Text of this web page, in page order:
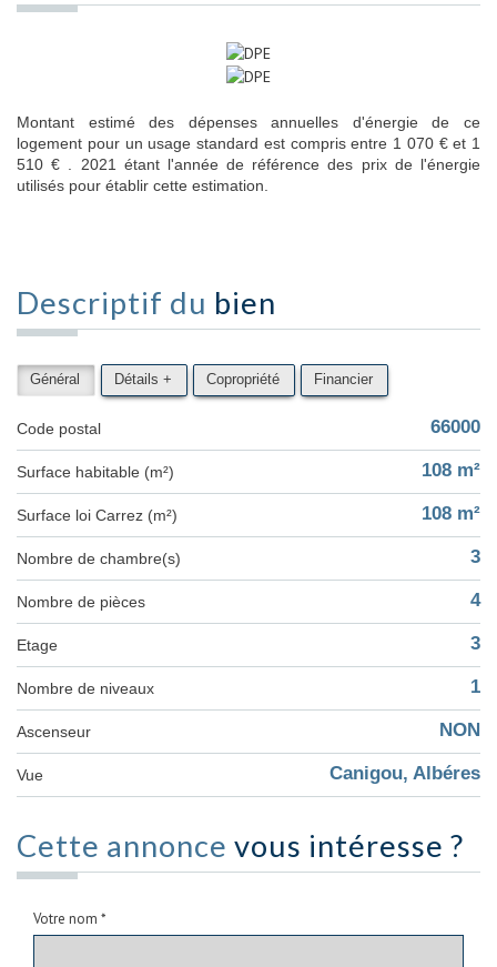
Montant estimé des dépenses annuelles d'énergie de ce
logement pour un usage standard est compris entre 1 070 € et 1
510 € . 2021 étant l'année de référence des prix de l'énergie
utilisés pour établir cette estimation.
Descriptif du bien
Général Détails + Copropriété Financier
Code postal 66000
Surface habitable (m²) 108 m²
Surface loi Carrez (m²) 108 m²
Nombre de chambre(s) 3
Nombre de pièces 4
Etage 3
Nombre de niveaux 1
Ascenseur NON
Vue Canigou, Albéres
Cette annonce vous intéresse ?
Votre nom *